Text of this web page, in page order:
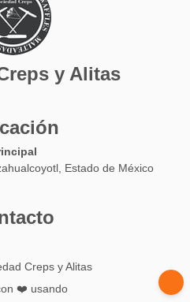
y Alitas
Estado de México
Creps y Alitas
❤️ usando